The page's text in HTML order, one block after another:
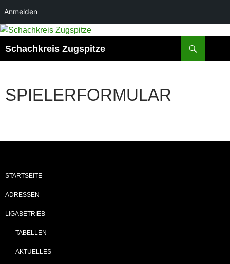
Anmelden
Zum
springen
Schachkreis Zugspitze
SPIELERFORMULAR
STARTSEITE
ADRESSEN
LIGABETRIEB
TABELLEN
AKTUELLES